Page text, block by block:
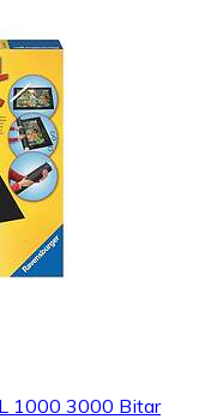
1000 3000 Bitar